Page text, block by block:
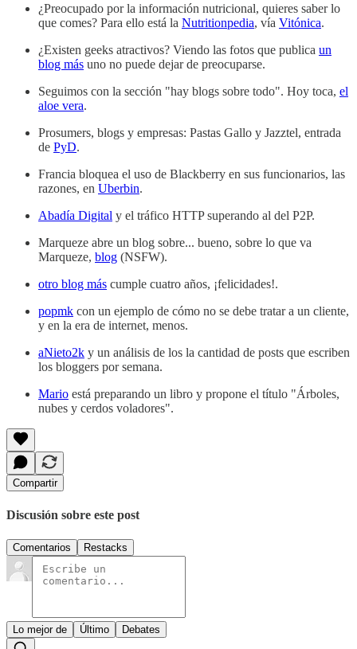
¿Preocupado por la información nutricional, quieres saber lo
que comes? Para ello está la Nutritionpedia, vía Vitónica.
¿Existen geeks atractivos? Viendo las fotos que publica un
blog más uno no puede dejar de preocuparse.
Seguimos con la sección "hay blogs sobre todo". Hoy toca, el
aloe vera.
Prosumers, blogs y empresas: Pastas Gallo y Jazztel, entrada
de PyD.
Francia bloquea el uso de Blackberry en sus funcionarios, las
razones, en Uberbin.
Abadía Digital y el tráfico HTTP superando al del P2P.
Marqueze abre un blog sobre... bueno, sobre lo que va
Marqueze, blog (NSFW).
otro blog más cumple cuatro años, ¡felicidades!.
popmk con un ejemplo de cómo no se debe tratar a un cliente,
y en la era de internet, menos.
aNieto2k y un análisis de los la cantidad de posts que escriben
los bloggers por semana.
Mario está preparando un libro y propone el título "Árboles,
nubes y cerdos voladores".
Compartir
Discusión sobre este post
Comentarios Restacks
Lo mejor de Último Debates